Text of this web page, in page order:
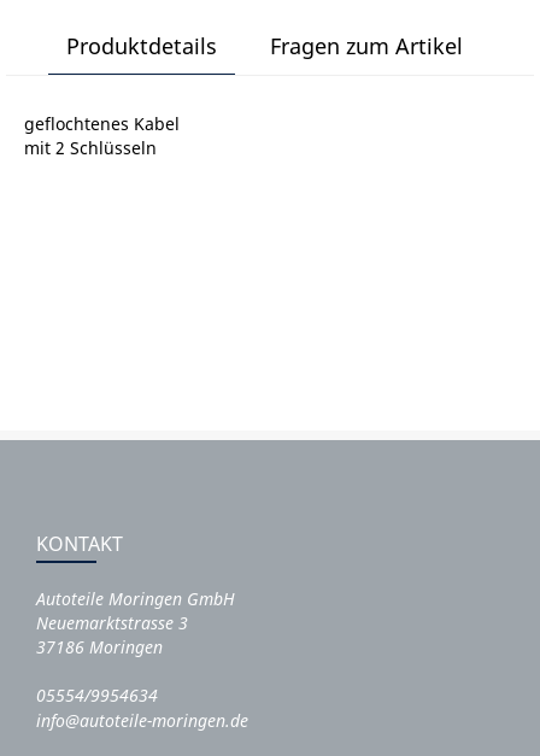
Produktdetails Fragen zum Artikel
geflochtenes Kabel
mit 2 Schlüsseln
KONTAKT
Autoteile Moringen GmbH
Neuemarktstrasse 3
37186 Moringen
05554/9954634
info@autoteile-moringen.de